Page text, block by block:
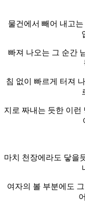
물건에서 빼어 내고
빠져 나오는 그 순간
침 없이 빠르게 터져
지로 짜내는 듯한 이런
마치 천장에라도 닿을
여자의 볼 부분에도